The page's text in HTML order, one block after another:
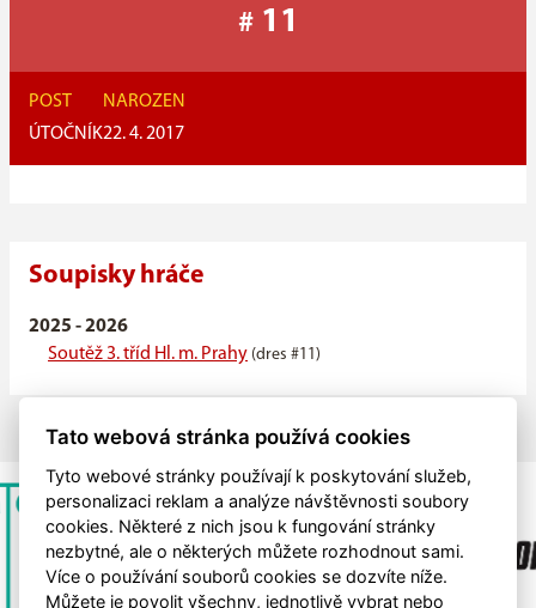
# 11
POST
ÚTOČNÍK
NAROZEN
22. 4. 2017
Soupisky hráče
2025 - 2026
Soutěž 3. tříd Hl. m. Prahy (dres #11)
Tato webová stránka používá cookies
Tyto webové stránky používají k poskytování služeb,
personalizaci reklam a analýze návštěvnosti soubory
cookies. Některé z nich jsou k fungování stránky
nezbytné, ale o některých můžete rozhodnout sami.
Více o používání souborů cookies se dozvíte níže.
Můžete je povolit všechny, jednotlivě vybrat nebo